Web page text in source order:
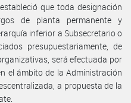
que toda designación
de planta permanente y
inferior a Subsecretario o
presupuestariamente, de
será efectuada por
el ámbito de la Administración
a propuesta de la